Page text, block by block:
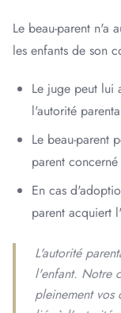
Le beau-parent n'a
les enfants de son
Le juge peut lui
l'autorité
Le beau-parent
parent
En cas
parent acquiert
L'autorité
l'enfant. Notre
pleinement vos